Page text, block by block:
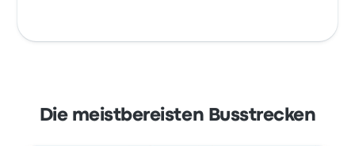
Die meistbereisten Busstrecken